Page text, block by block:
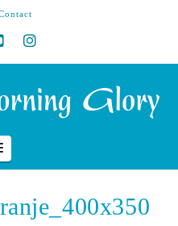
Navigation